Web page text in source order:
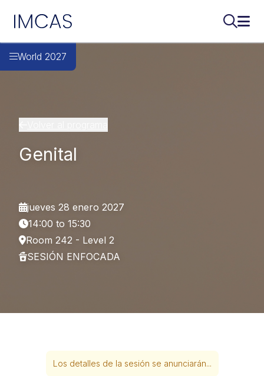
IMCAS
World 2027
Genital
jueves 28 enero 2027
14:00 to 15:30
Room 242 - Level 2
SESIÓN ENFOCADA
Los detalles de la sesión se anunciarán...